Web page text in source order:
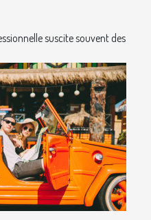
suscite souvent des